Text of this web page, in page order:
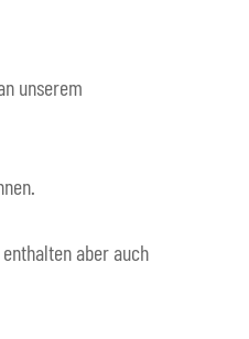
unserem
aber auch